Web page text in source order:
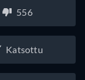
556
Katsottu